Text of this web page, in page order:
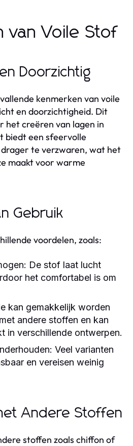
van Voile Stof
Doorzichtig
kenmerken van voile
en doorzichtigheid. Dit
het creëren van lagen in
biedt een sfeervolle
te verzwaren, wat het
maakt voor warme
Gebruik
voordelen, zoals:
De stof laat lucht
het comfortabel is om
kan gemakkelijk worden
andere stoffen en kan
in verschillende ontwerpen.
Veel varianten
en vereisen weinig
Andere Stoffen
stoffen zoals chiffon of